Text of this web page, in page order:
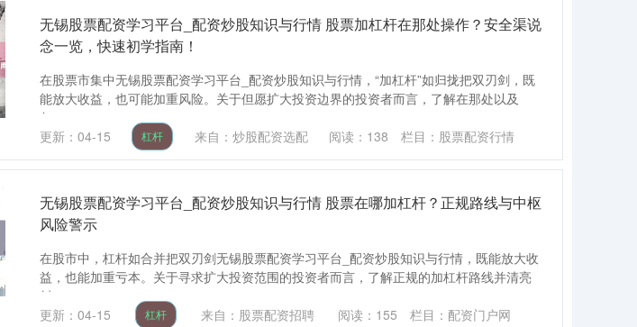
无锡股票配资学习平台_配资炒股知识与行情 股票加杠杆在那处操作？安全渠说
念一览，快速初学指南！
在股票市集中无锡股票配资学习平台_配资炒股知识与行情，“加杠杆”如归拢把双刃剑，既
能放大收益，也可能加重风险。关于但愿扩大投资边界的投资者而言，了解在那处以及
怎....
更新：04-15
杠杆 来自：炒股配资选配 阅读： 138 栏目： 股票配资行情
无锡股票配资学习平台_配资炒股知识与行情 股票在哪加杠杆？正规路线与中枢
风险警示
在股市中，杠杆如合并把双刃剑无锡股票配资学习平台_配资炒股知识与行情，既能放大收
益，也能加重亏本。关于寻求扩大投资范围的投资者而言，了解正规的加杠杆路线并清亮
封....
更新：04-15
杠杆 来自：股票配资招聘 阅读： 155 栏目：配资门户网